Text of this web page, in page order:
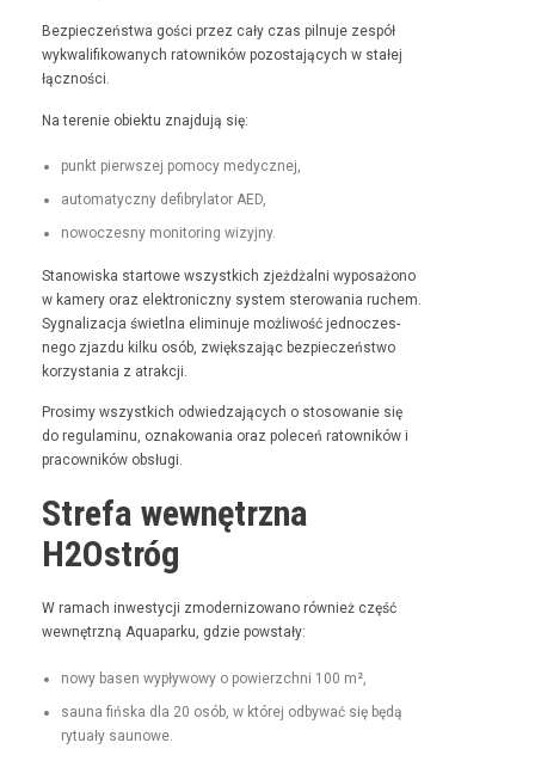
Bez­pieczeńst­wa goś­ci przez cały czas pil­nu­je zespół
wyk­wal­i­fikowanych ratown­ików pozosta­ją­cych w stałej
łączności.
Na tere­nie obiek­tu zna­j­du­ją się:
punkt pier­wszej pomo­cy medycznej,
automaty­czny defi­bry­la­tor AED,
nowoczes­ny mon­i­tor­ing wizyjny.
Stanowiska star­towe wszys­t­kich zjeżdżal­ni wyposażono
w kamery oraz elek­tron­iczny sys­tem sterowa­nia ruchem.
Syg­nal­iza­c­ja świ­etl­na elimin­u­je możli­wość jed­noczes­
nego zjaz­du kilku osób, zwięk­sza­jąc bez­pieczeńst­wo
korzys­ta­nia z atrakcji.
Prosimy wszys­t­kich odwiedza­ją­cych o stosowanie się
do reg­u­laminu, oznakowa­nia oraz pole­ceń ratown­ików i
pra­cown­ików obsługi.
Strefa wewnętrzna
H2Ostróg
W ramach inwest­y­cji zmod­ern­i­zowano również część
wewnętrzną Aqua­parku, gdzie powstały:
nowy basen wypły­wowy o powierzch­ni 100 m²,
sauna fińs­ka dla 20 osób, w której odby­wać się będą
rytu­ały saunowe.